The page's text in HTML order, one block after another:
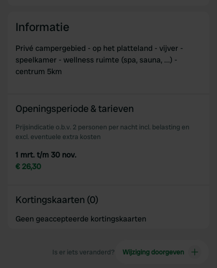
our social media, advertising and analytics partners who
provided to them or that they’ve collected from your use
of their services.
Informatie
Privé campergebied - op het platteland - vijver -
speelkamer - wellness ruimte (spa, sauna, ...) -
centrum 5km
Openingsperiode & tarieven
Prijsindicatie o.b.v. 2 personen per nacht incl. belasting en
excl. eventuele extra kosten
1 mrt. t/m 30 nov.
€ 26,30
Kortingskaarten (0)
Geen geaccepteerde kortingskaarten
Is er iets veranderd? Wijziging doorgeven